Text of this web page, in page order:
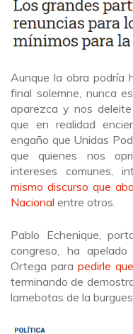
Aunque la obra podría
final solemne, nunca
aparezca y nos
que en realidad
engaño que Unidas
que quienes nos
intereses comunes,
mismo discurso que
Nacional entre otros.
Pablo Echenique,
congreso, ha
Ortega parapedirle
terminando de
lamebotas de la